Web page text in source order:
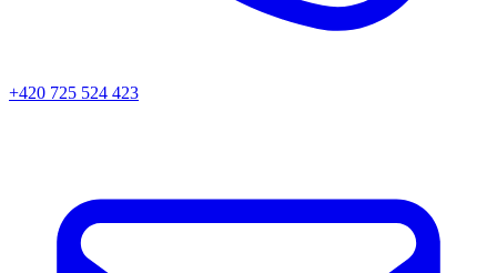
+420 725 524 423